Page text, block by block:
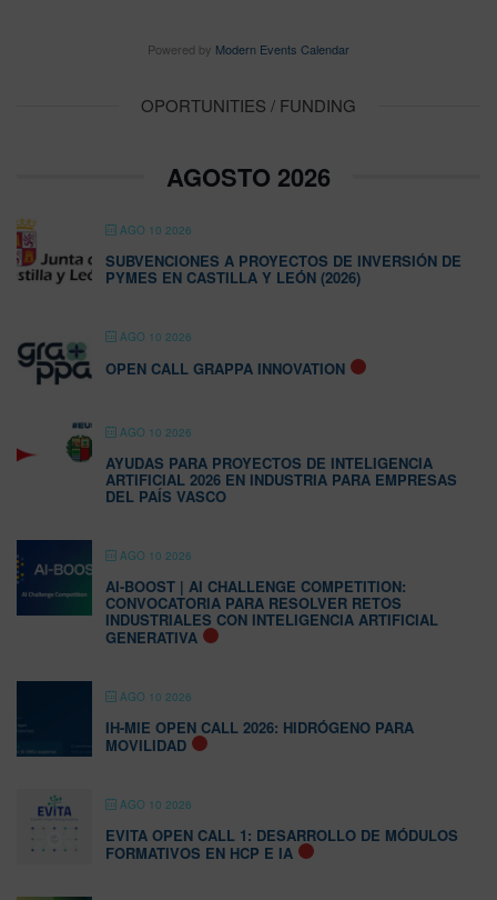
Powered by Modern Events Calendar
OPORTUNITIES / FUNDING
AGOSTO 2026
AGO 10 2026
SUBVENCIONES A PROYECTOS DE INVERSIÓN DE
PYMES EN CASTILLA Y LEÓN (2026)
AGO 10 2026
OPEN CALL GRAPPA INNOVATION
AGO 10 2026
AYUDAS PARA PROYECTOS DE INTELIGENCIA
ARTIFICIAL 2026 EN INDUSTRIA PARA EMPRESAS
DEL PAÍS VASCO
AGO 10 2026
AI-BOOST | AI CHALLENGE COMPETITION:
CONVOCATORIA PARA RESOLVER RETOS
INDUSTRIALES CON INTELIGENCIA ARTIFICIAL
GENERATIVA
AGO 10 2026
IH-MIE OPEN CALL 2026: HIDRÓGENO PARA
MOVILIDAD
AGO 10 2026
EVITA OPEN CALL 1: DESARROLLO DE MÓDULOS
FORMATIVOS EN HCP E IA